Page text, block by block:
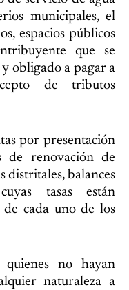
municipales, el
espacios públicos
que se
obligado a pagar a
de tributos
por presentación
de renovación de
distritales, balances
tasas están
de cada uno de los
no hayan
naturaleza a